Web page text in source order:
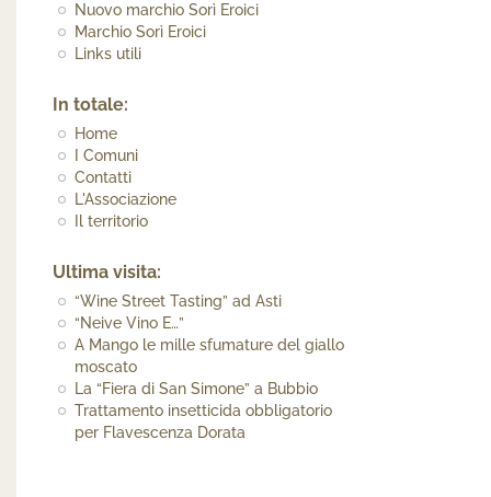
Nuovo marchio Sorì Eroici
Marchio Sorì Eroici
Links utili
In totale:
Home
I Comuni
Contatti
L'Associazione
Il territorio
Ultima visita:
“Wine Street Tasting” ad Asti
“Neive Vino E…”
A Mango le mille sfumature del giallo
moscato
La “Fiera di San Simone” a Bubbio
Trattamento insetticida obbligatorio
per Flavescenza Dorata